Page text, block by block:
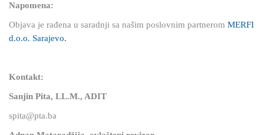
Napomena:
Objava je rađena u saradnji sa našim poslovnim partnerom MERFI
d.o.o. Sarajevo.
Kontakt:
Sanjin Pita, LL.M., ADIT
spita@pta.ba